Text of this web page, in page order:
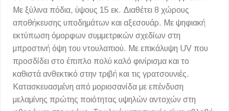
Με ξύλινα πόδια, ύψους 15 εκ. Διαθέτει 8 χώρους
αποθήκευσης υποδημάτων και αξεσουάρ. Με ψηφιακή
εκτύπωση όμορφων συμμετρικών σχεδίων στη
μπροστινή όψη του ντουλαπιού. Με επικάλυψη UV που
προσδίδει στο έπιπλο πολύ καλό φινίρισμα και το
καθιστά ανθεκτικό στην τριβή και τις γρατσουνιές.
Κατασκευασμένη από μοριοσανίδα με επένδυση
μελαμίνης πρώτης ποιότητας υψηλών αντοχών στη